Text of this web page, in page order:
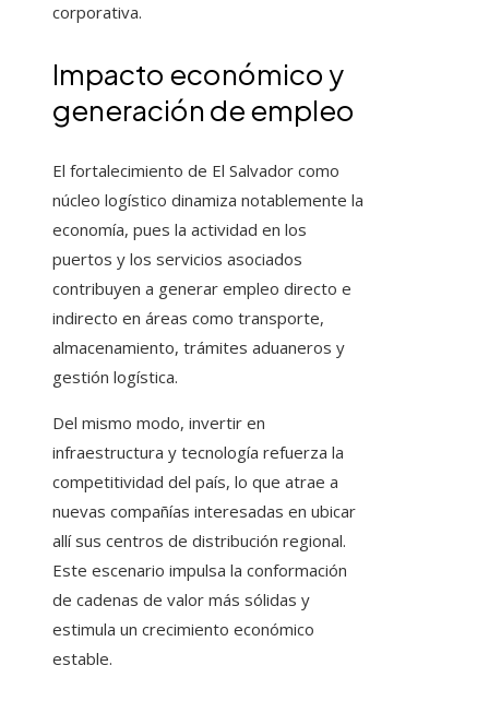
corporativa.
Impacto económico y
generación de empleo
El fortalecimiento de El Salvador como
núcleo logístico dinamiza notablemente la
economía, pues la actividad en los
puertos y los servicios asociados
contribuyen a generar empleo directo e
indirecto en áreas como transporte,
almacenamiento, trámites aduaneros y
gestión logística.
Del mismo modo, invertir en
infraestructura y tecnología refuerza la
competitividad del país, lo que atrae a
nuevas compañías interesadas en ubicar
allí sus centros de distribución regional.
Este escenario impulsa la conformación
de cadenas de valor más sólidas y
estimula un crecimiento económico
estable.